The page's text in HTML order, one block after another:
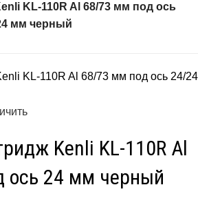
KL-110R Al 68/73 мм под ось
мм черный
Kenli KL-110R Al
ось 24 мм черный